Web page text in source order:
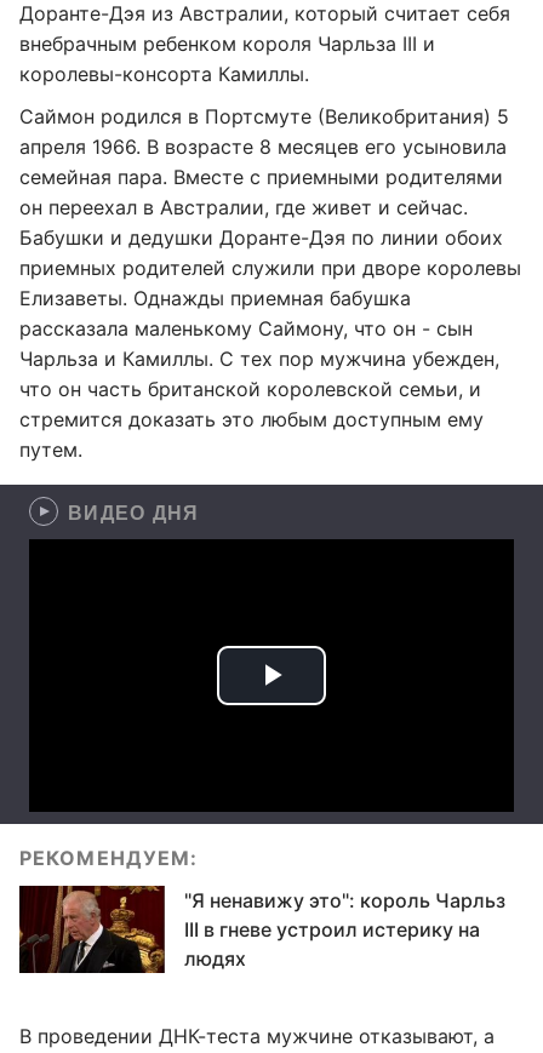
Доранте-Дэя из Австралии, который считает себя
внебрачным ребенком короля Чарльза III и
королевы-консорта Камиллы.
Саймон родился в Портсмуте (Великобритания) 5
апреля 1966. В возрасте 8 месяцев его усыновила
семейная пара. Вместе с приемными родителями
он переехал в Австралии, где живет и сейчас.
Бабушки и дедушки Доранте-Дэя по линии обоих
приемных родителей служили при дворе королевы
Елизаветы. Однажды приемная бабушка
рассказала маленькому Саймону, что он - сын
Чарльза и Камиллы. С тех пор мужчина убежден,
что он часть британской королевской семьи, и
стремится доказать это любым доступным ему
путем.
ВИДЕО ДНЯ
РЕКОМЕНДУЕМ:
"Я ненавижу это": король Чарльз
III в гневе устроил истерику на
людях
В проведении ДНК-теста мужчине отказывают, а